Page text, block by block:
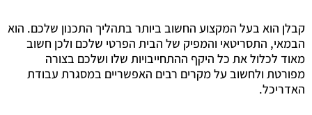
קבלן הוא בעל המקצוע החשוב ביותר בתהליך התכנון שלכם. הוא
הבמאי, התסריטאי והמפיק של הבית הפרטי שלכם ולכן חשוב
מאוד לכלול את כל היקף ההתחייבויות שלו ושלכם בצורה
מפורטת ולחשוב על מקרים רבים האפשריים במסגרת עבודת
האדריכל.